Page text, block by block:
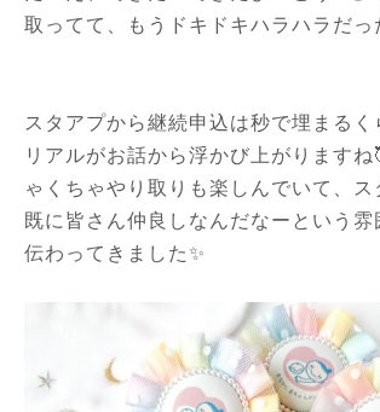
取ってて、もうドキドキハラハラだっ
スタアプから継続申込は秒で埋まるく
リアルがお話から浮かび上がりますね
ゃくちゃやり取りも楽しんでいて、ス
既に皆さん仲良しなんだなーという雰
伝わってきました✨